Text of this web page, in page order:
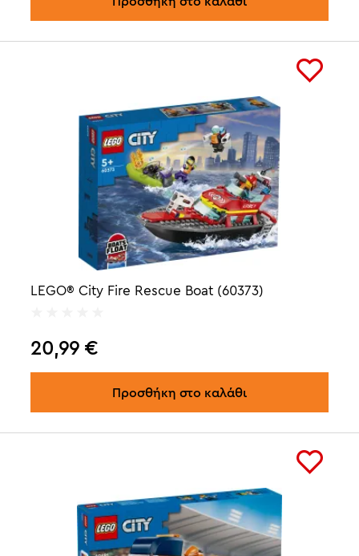
LEGO® City Fire Rescue Boat (60373)
20,99 €
Προσθήκη στο καλάθι